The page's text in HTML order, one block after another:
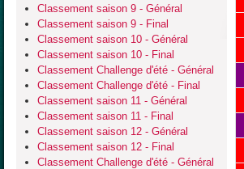
Classement saison 9 - Général
Classement saison 9 - Final
Classement saison 10 - Général
Classement saison 10 - Final
Classement Challenge d'été - Général
Classement Challenge d'été - Final
Classement saison 11 - Général
Classement saison 11 - Final
Classement saison 12 - Général
Classement saison 12 - Final
Classement Challenge d'été - Général